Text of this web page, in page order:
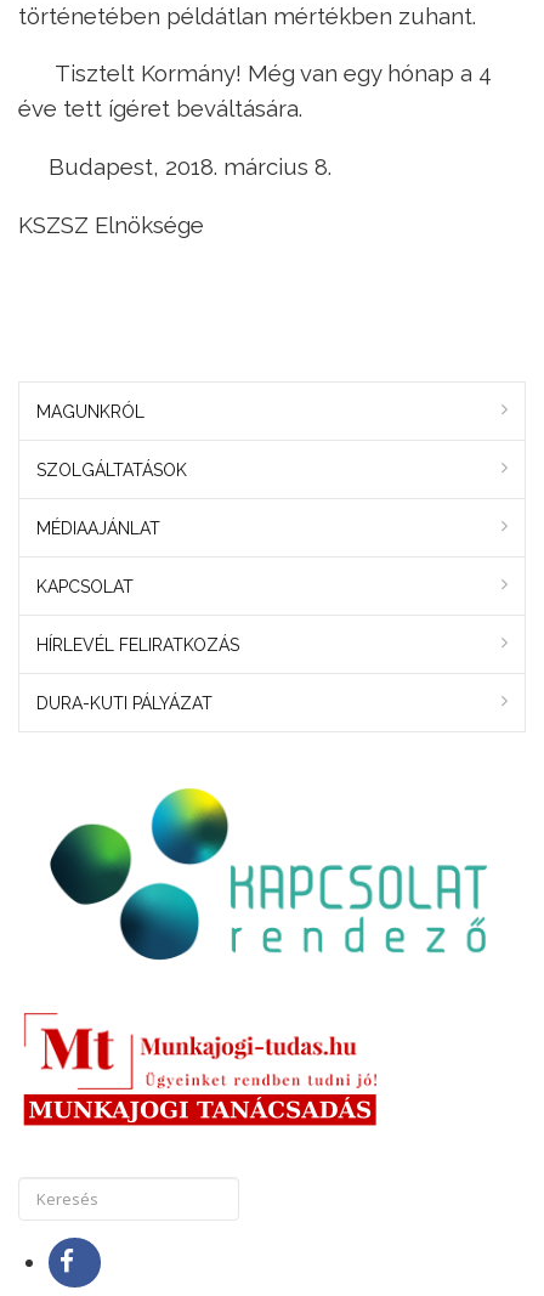
történetében példátlan mértékben zuhant.
Tisztelt Kormány! Még van egy hónap a 4
éve tett ígéret beváltására.
Budapest, 2018. március 8.
KSZSZ Elnöksége
MAGUNKRÓL
SZOLGÁLTATÁSOK
MÉDIAAJÁNLAT
KAPCSOLAT
HÍRLEVÉL FELIRATKOZÁS
DURA-KUTI PÁLYÁZAT